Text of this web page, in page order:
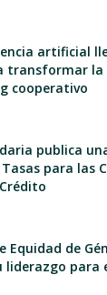
artificial
transformar la
cooperativo
publica
para las
Equidad de
liderazgo para